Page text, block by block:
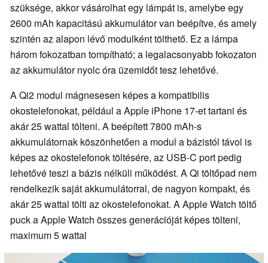
szüksége, akkor vásárolhat egy lámpát is, amelybe egy
2600 mAh kapacitású akkumulátor van beépítve, és amely
szintén az alapon lévő modulként tölthető. Ez a lámpa
három fokozatban tompítható; a legalacsonyabb fokozaton
az akkumulátor nyolc óra üzemidőt tesz lehetővé.
A Qi2 modul mágnesesen képes a kompatibilis
okostelefonokat, például a Apple iPhone 17-et tartani és
akár 25 wattal tölteni. A beépített 7800 mAh-s
akkumulátornak köszönhetően a modul a bázistól távol is
képes az okostelefonok töltésére, az USB-C port pedig
lehetővé teszi a bázis nélküli működést. A Qi töltőpad nem
rendelkezik saját akkumulátorral, de nagyon kompakt, és
akár 25 wattal tölti az okostelefonokat. A Apple Watch töltő
puck a Apple Watch összes generációját képes tölteni,
maximum 5 wattal